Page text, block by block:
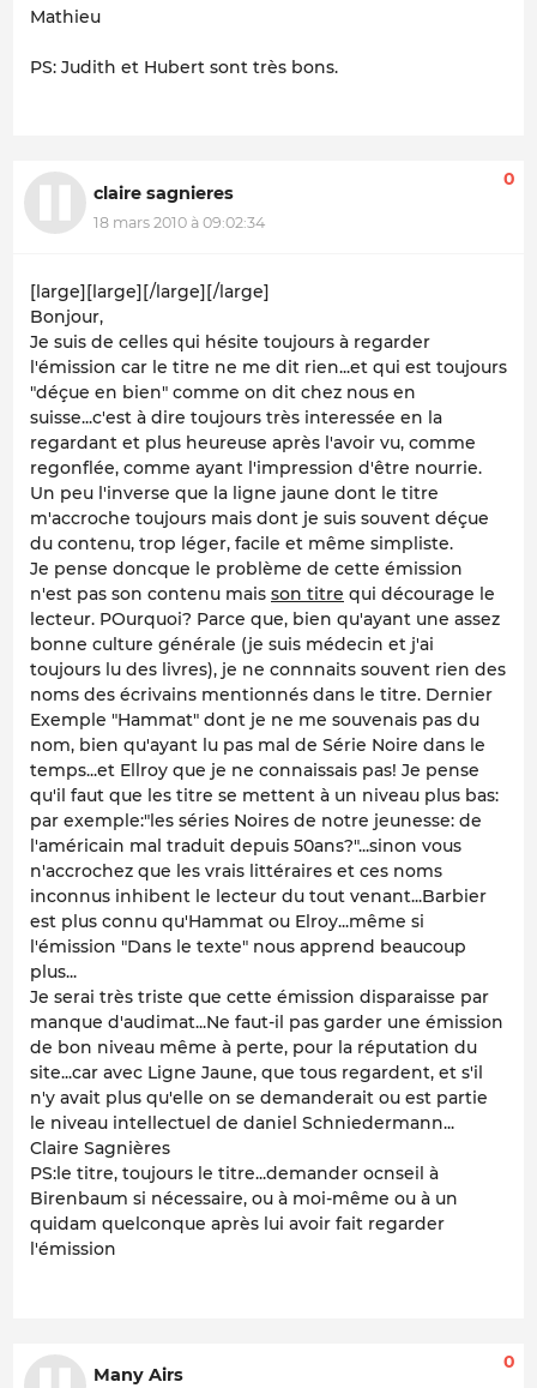
Mathieu
PS: Judith et Hubert sont très bons.
claire sagnieres
18 mars 2010 à 09:02:34
0
[large][large][/large][/large]
Bonjour,
Je suis de celles qui hésite toujours à regarder
l'émission car le titre ne me dit rien...et qui est toujours
"déçue en bien" comme on dit chez nous en
suisse...c'est à dire toujours très interessée en la
regardant et plus heureuse après l'avoir vu, comme
regonflée, comme ayant l'impression d'être nourrie.
Un peu l'inverse que la ligne jaune dont le titre
m'accroche toujours mais dont je suis souvent déçue
du contenu, trop léger, facile et même simpliste.
Je pense doncque le problème de cette émission
n'est pas son contenu mais son titre qui décourage le
lecteur. POurquoi? Parce que, bien qu'ayant une assez
bonne culture générale (je suis médecin et j'ai
toujours lu des livres), je ne connnaits souvent rien des
noms des écrivains mentionnés dans le titre. Dernier
Exemple "Hammat" dont je ne me souvenais pas du
nom, bien qu'ayant lu pas mal de Série Noire dans le
temps...et Ellroy que je ne connaissais pas! Je pense
qu'il faut que les titre se mettent à un niveau plus bas:
par exemple:"les séries Noires de notre jeunesse: de
l'américain mal traduit depuis 50ans?"...sinon vous
n'accrochez que les vrais littéraires et ces noms
inconnus inhibent le lecteur du tout venant...Barbier
est plus connu qu'Hammat ou Elroy...même si
l'émission "Dans le texte" nous apprend beaucoup
plus...
Je serai très triste que cette émission disparaisse par
manque d'audimat...Ne faut-il pas garder une émission
de bon niveau même à perte, pour la réputation du
site...car avec Ligne Jaune, que tous regardent, et s'il
n'y avait plus qu'elle on se demanderait ou est partie
le niveau intellectuel de daniel Schniedermann...
Claire Sagnières
PS:le titre, toujours le titre...demander ocnseil à
Birenbaum si nécessaire, ou à moi-même ou à un
quidam quelconque après lui avoir fait regarder
l'émission
Many Airs
0